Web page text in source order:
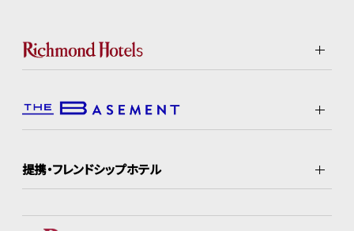
提携・フレンドシップホテル